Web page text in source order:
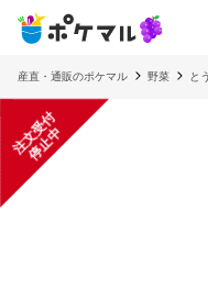
産直・通販のポケマル 野菜 と
注
文
受
付
停
止
中